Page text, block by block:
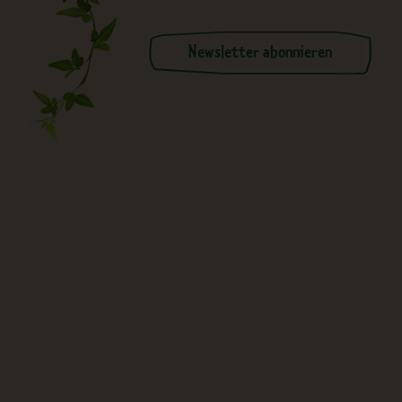
Newsletter abonnieren